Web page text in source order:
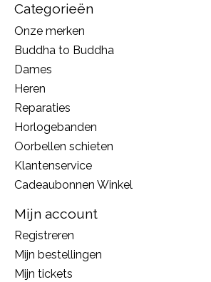
Categorieën
Onze merken
Buddha to Buddha
Dames
Heren
Reparaties
Horlogebanden
Oorbellen schieten
Klantenservice
Cadeaubonnen Winkel
Mijn account
Registreren
Mijn bestellingen
Mijn tickets